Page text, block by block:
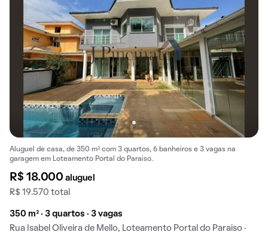
Aluguel de casa, de 350 m² com 3 quartos, 6 banheiros e 3 vagas na
garagem em Loteamento Portal do Paraiso.
R$ 18.000aluguel
R$ 19.570 total
350 m² · 3 quartos · 3 vagas
Rua Isabel Oliveira de Mello, Loteamento Portal do Paraiso ·